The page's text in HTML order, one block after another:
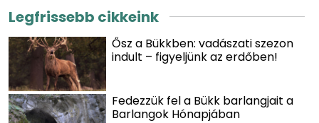
Legfrissebb cikkeink
Ősz a Bükkben: vadászati szezon
indult – figyeljünk az erdőben!
Fedezzük fel a Bükk barlangjait a
Barlangok Hónapjában